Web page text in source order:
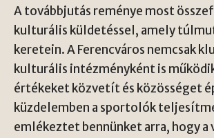
A továbbjutás reménye most
kulturális küldetéssel, amely
keretein. A Ferencváros nemcsak
kulturális intézményként is
értékeket közvetít és közösséget
küzdelemben a sportolók
emlékeztet bennünket arra, hogy a